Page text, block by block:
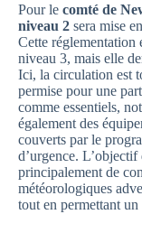
Pour le comté de
niveau 2 sera mise
Cette réglementation
niveau 3, mais elle
Ici, la circulation est
permise pour une
comme essentiels,
également des
couverts par le
d’urgence.
principalement de
météorologiques
tout en permettant